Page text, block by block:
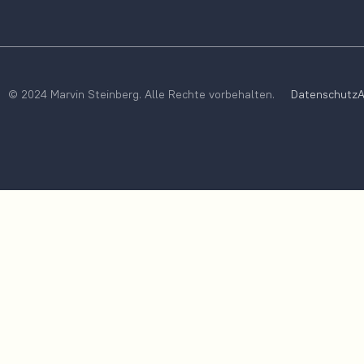
© 2024 Marvin Steinberg. Alle Rechte vorbehalten. Datenschutz